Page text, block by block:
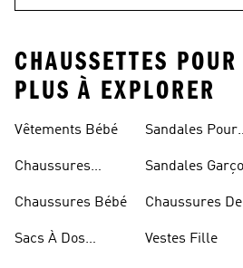
CHAUSSETTES
PLUS À EXPLORER
Vêtements Bébé
Chaussures
Chaussures Bébé
Sacs À Dos
Sandales Pour
Sandales
Chaussures De
Vestes Fille